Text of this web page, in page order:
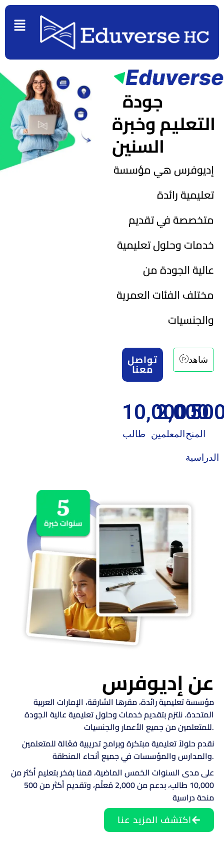
Skip
content
Menu
التعليم وخبرة
السنين
إديوفرس هي مؤسسة
تعليمية رائدة
متخصصة في تقديم
خدمات وحلول تعليمية
عالية الجودة من
مختلف الفئات العمرية
والجنسيات
تواصل
معنا
شاهد
طالب
10,000
المعلمين
2,000
المنح
الدراسية
عن إديوفرس
مؤسسة تعليمية رائدة، مقرها الشارقة، الإمارات العربية
المتحدة. نلتزم بتقديم خدمات وحلول تعليمية عالية الجودة
للمتعلمين من جميع الأعمار والجنسيات.
نقدم حلولاً تعليمية مبتكرة وبرامج تدريبية فعّالة للمتعلمين
والمدارس والمؤسسات في جميع أنحاء المنطقة.
على مدى السنوات الخمس الماضية، قمنا بفخر بتعليم أكثر من
10,000 طالب، بدعم من 2,000 مُعلّم، وتقديم أكثر من 500
منحة دراسية
اكتشف المزيد عنا